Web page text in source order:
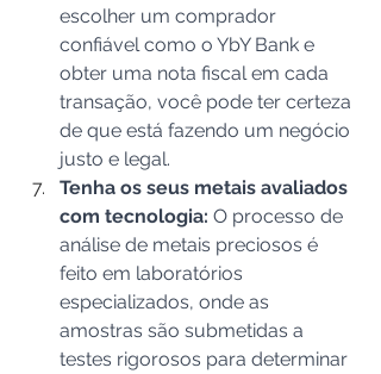
escolher um comprador
confiável como o YbY Bank e
obter uma nota fiscal em cada
transação, você pode ter certeza
de que está fazendo um negócio
justo e legal.
Tenha os seus metais avaliados
com tecnologia: O processo de
análise de metais preciosos é
feito em laboratórios
especializados, onde as
amostras são submetidas a
testes rigorosos para determinar